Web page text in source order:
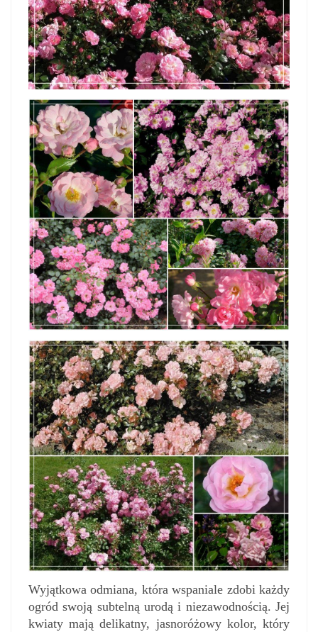
Wyjątkowa odmiana, która wspaniale zdobi każdy
ogród swoją subtelną urodą i niezawodnością. Jej
kwiaty mają delikatny, jasnoróżowy kolor, który